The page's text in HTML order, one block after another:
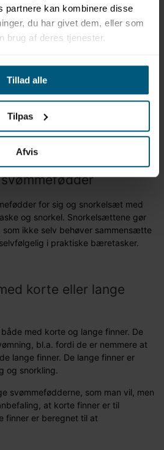
partnere kan kombinere disse
du har givet dem, eller som
brug af deres tjenester.
Tillad alle
Tilpas
Afvis
stort udvalg af svømmefødder eller
eller bare ”finner”, som de også
fra BECO, Aquasphere og
udvalget, så du finder
– både svømmetræning, dykning
mere eksklusive svømmefødder til
af det bedste.
for sig og snorkelsæt med
og snorkel. Snorkelsættene gør
ikke selv behøver sammensætte
i praktiske bæretasker.
korte eller lange
med korte og lange finner. De
bl.a. fordi de er nemmere at
lange finner. De lange finner er
og snorkling.
svømmefødderne, som man vil, men
at korte finner er til
finner er beregnet til at